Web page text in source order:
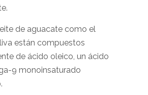
de aguacate como el
están compuestos
de ácido oleico, un ácido
9 monoinsaturado